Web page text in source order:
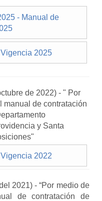
- Manual de
2025
de 2022) - " Por
manual de contratación
y Santa
2022
2021)-“Por medio de
de contratación de